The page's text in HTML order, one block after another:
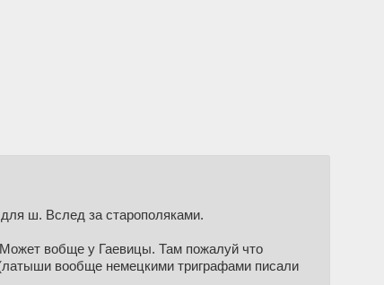
ш. Вслед за старополяками.
вобще у Гаевицы. Там пожалуй что
вообще немецкими триграфами писали